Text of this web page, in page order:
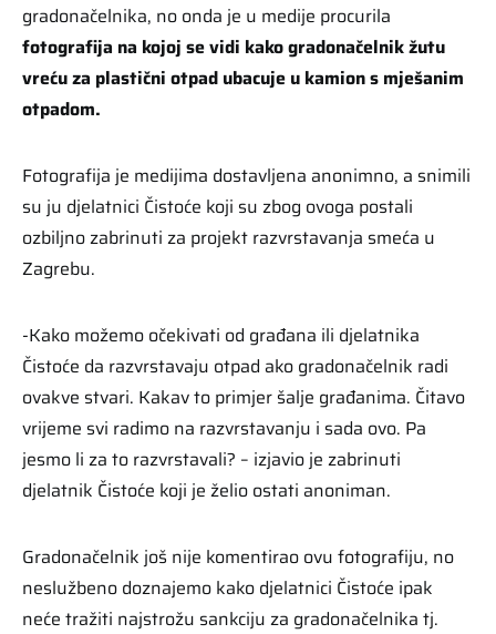
gradonačelnika, no onda je u medije procurila
fotografija na kojoj se vidi kako gradonačelnik žutu
vreću za plastični otpad ubacuje u kamion s mješanim
otpadom.
Fotografija je medijima dostavljena anonimno, a snimili
su ju djelatnici Čistoće koji su zbog ovoga postali
ozbiljno zabrinuti za projekt razvrstavanja smeća u
Zagrebu.
-Kako možemo očekivati od građana ili djelatnika
Čistoće da razvrstavaju otpad ako gradonačelnik radi
ovakve stvari. Kakav to primjer šalje građanima. Čitavo
vrijeme svi radimo na razvrstavanju i sada ovo. Pa
jesmo li za to razvrstavali? – izjavio je zabrinuti
djelatnik Čistoće koji je želio ostati anoniman.
Gradonačelnik još nije komentirao ovu fotografiju, no
neslužbeno doznajemo kako djelatnici Čistoće ipak
neće tražiti najstrožu sankciju za gradonačelnika tj.